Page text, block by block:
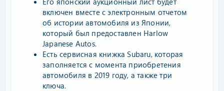
включен вместе с электронным отчетом
об истории автомобиля из Японии,
который был предоставлен Harlow
Japanese Autos.
Есть сервисная книжка Subaru, которая
заполняется с момента приобретения
автомобиля в 2019 году, а также три
ключа.